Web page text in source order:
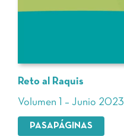
Reto al Raquis
Volumen 1 – Junio 2023
PASAPÁGINAS